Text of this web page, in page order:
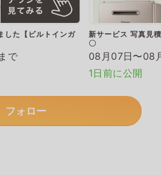
した【ビルトインガ
で
新サービス 写真見
〇
08月07日〜08
1日前に公開
フォロー